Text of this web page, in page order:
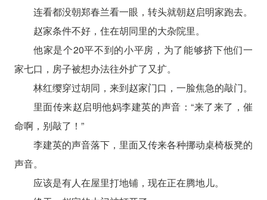
连看都没朝郑春兰看一眼，转头就朝赵启明家跑去。
赵家条件不好，住在胡同里的大杂院里。
他家是个20平不到的小平房，为了能够挤下他们一
家七口，房子被想办法往外扩了又扩。
林红缨穿过胡同，来到赵家门口，一脸焦急的敲门。
里面传来赵启明他妈李建英的声音：“来了来了，催
命啊，别敲了！”
李建英的声音落下，里面又传来各种挪动桌椅板凳的
声音。
应该是有人在屋里打地铺，现在正在腾地儿。